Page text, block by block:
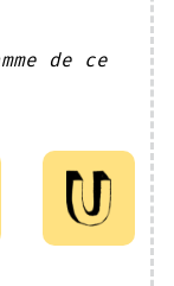
de ce